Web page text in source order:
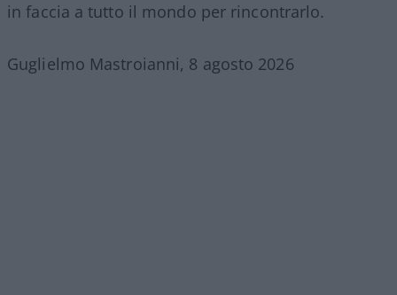
in faccia a tutto il mondo per rincontrarlo.
Guglielmo Mastroianni, 8 agosto 2026